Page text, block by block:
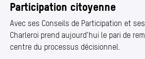
Participation citoyenne
Avec ses Conseils de Participation et
Charleroi prend aujourd’hui le pari de
centre du processus décisionnel.